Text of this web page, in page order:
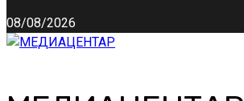
08/08/2026